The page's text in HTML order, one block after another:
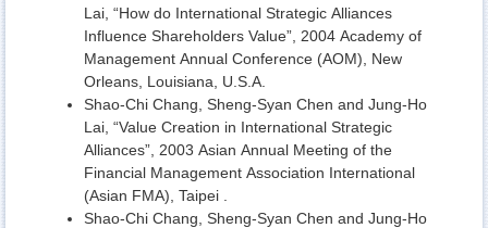
Lai, “How do International Strategic Alliances
Influence Shareholders Value”, 2004 Academy of
Management Annual Conference (AOM), New
Orleans, Louisiana, U.S.A.
Shao-Chi Chang, Sheng-Syan Chen and Jung-Ho
Lai, “Value Creation in International Strategic
Alliances”, 2003 Asian Annual Meeting of the
Financial Management Association International
(Asian FMA), Taipei .
Shao-Chi Chang, Sheng-Syan Chen and Jung-Ho